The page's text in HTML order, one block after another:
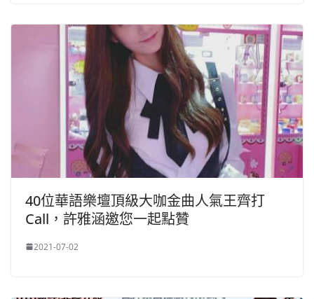
40位華語樂壇頂級大咖金曲人氣王齊打
Call，許雅涵邀您一起點贊
2021-07-02